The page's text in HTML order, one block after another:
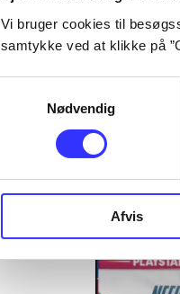
Vi bruger cookies til
samtykke ved at klikke på
Nødvendig
Afvis
...